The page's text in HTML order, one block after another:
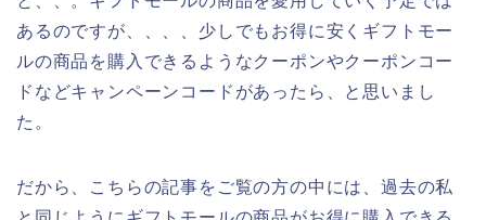
あるのですが、、、、少しでもお得に安くギフトモー
ルの商品を購入できるようなクーポンやクーポンコー
ドなどキャンペーンコードがあったら、と思いまし
た。
だから、こちらの記事をご覧の方の中には、過去の私